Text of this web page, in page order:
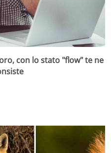
con lo stato "flow" te ne